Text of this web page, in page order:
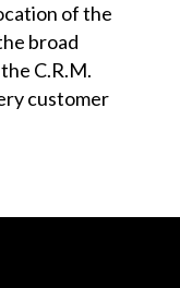
of the
broad
C.R.M.
customer